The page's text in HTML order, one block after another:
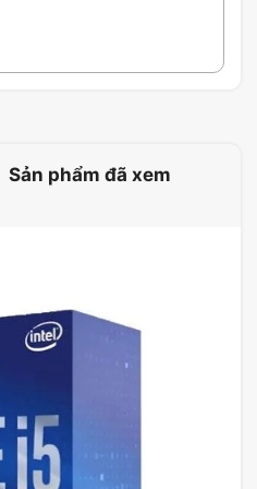
V-NAND tiên tiến, SSD
970 EVO Plus cũng là
dài tuổi thọ sử dụng
và đòi hỏi nhiều băng
lựa chọn hấp dẫn cho
suất làm việc của
Sản phẩm đã xem